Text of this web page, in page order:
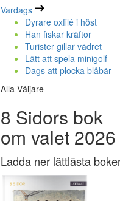
Vardags
Dyrare oxfilé i höst
Han fiskar kräftor
Turister gillar vädret
Lätt att spela minigolf
Dags att plocka blåbär
Alla Väljare
8 Sidors bok
om valet 2026
Ladda ner lättlästa